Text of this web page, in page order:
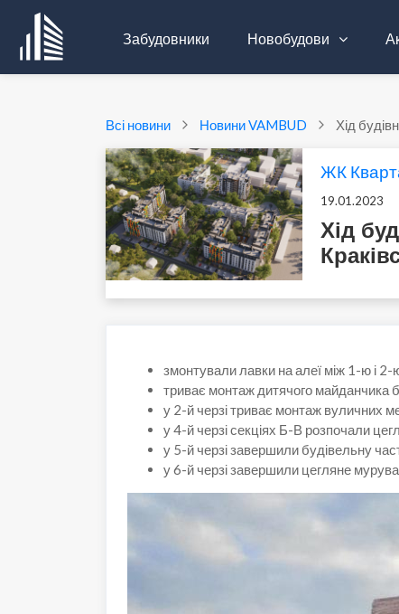
Забудовники Новобудови
Всі новини Новини VAMBUD Хід
ЖК
19.01.2023
Хід
змонтували лавки на алеї між 1-ю і 2-
триває монтаж дитячого майданчика
у 2-й черзі триває монтаж вуличних
у 4-й черзі секціях Б-В розпочали
у 5-й черзі завершили будівельну
у 6-й черзі завершили цегляне